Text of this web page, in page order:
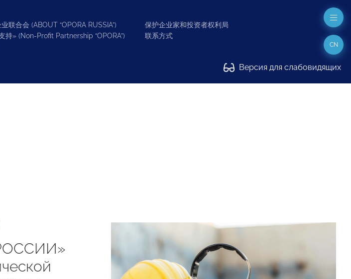
联合会 (ABOUT “OPORA RUSSIA”)
持» (Non-Profit Partnership “OPORA”)
保护企业家和投资者权利局
联系方式
Версия для слабовидящих
CN